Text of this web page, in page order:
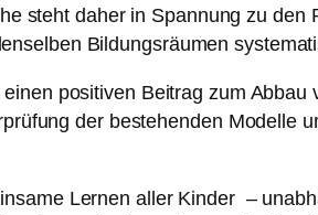
steht daher in Spannung zu
Bildungsräumen
positiven Beitrag zum
der bestehenden Modelle
Lernen aller Kinder –